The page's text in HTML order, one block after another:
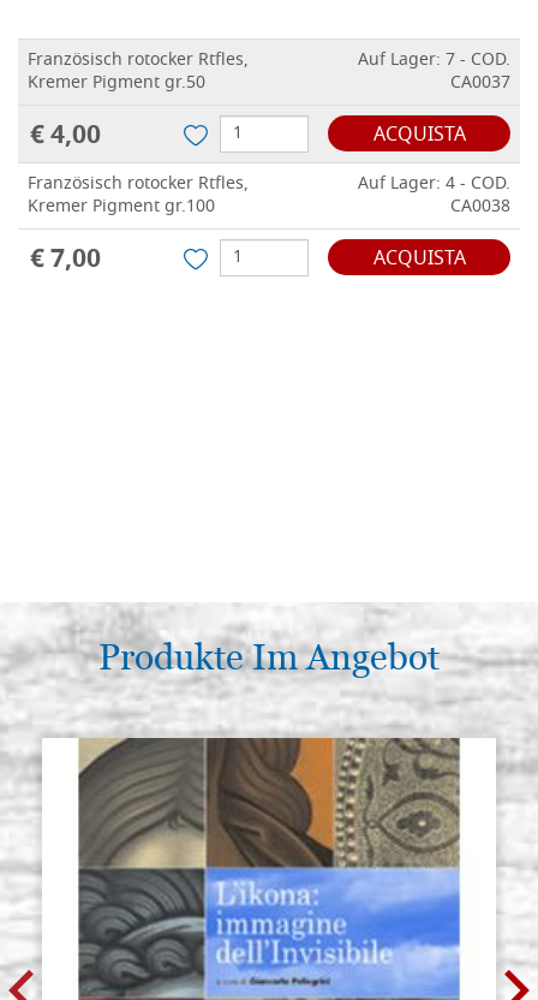
Französisch rotocker Rtfles,
Kremer Pigment gr.50
Auf Lager: 7 - COD.
CA0037
€ 4,00 ACQUISTA
Französisch rotocker Rtfles,
Kremer Pigment gr.100
Auf Lager: 4 - COD.
CA0038
€ 7,00 ACQUISTA
Produkte Im Angebot